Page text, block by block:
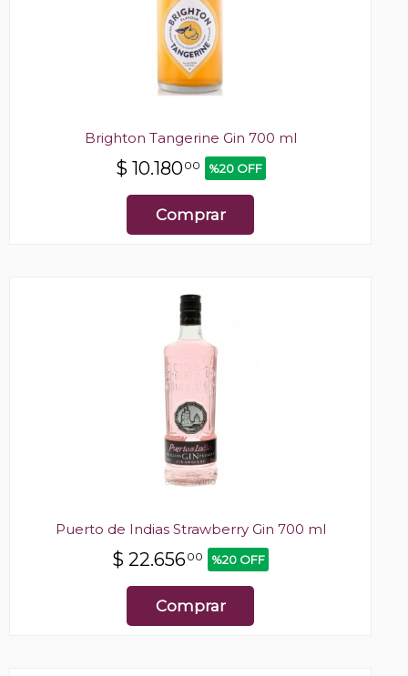
Brighton Tangerine Gin 700 ml
$ 10.18000 %20 OFF
Comprar
Puerto de Indias Strawberry Gin 700 ml
$ 22.65600 %20 OFF
Comprar